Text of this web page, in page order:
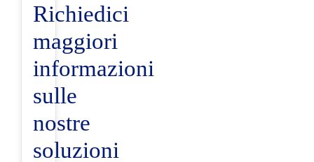
Richiedici
maggiori
informazioni
sulle
nostre
soluzioni